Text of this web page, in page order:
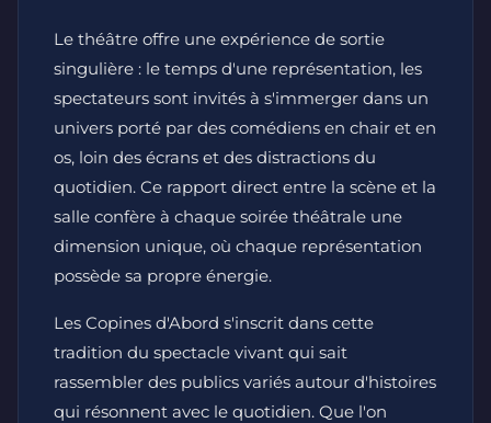
Le théâtre offre une expérience de sortie
singulière : le temps d'une représentation, les
spectateurs sont invités à s'immerger dans un
univers porté par des comédiens en chair et en
os, loin des écrans et des distractions du
quotidien. Ce rapport direct entre la scène et la
salle confère à chaque soirée théâtrale une
dimension unique, où chaque représentation
possède sa propre énergie.
Les Copines d'Abord s'inscrit dans cette
tradition du spectacle vivant qui sait
rassembler des publics variés autour d'histoires
qui résonnent avec le quotidien. Que l'on